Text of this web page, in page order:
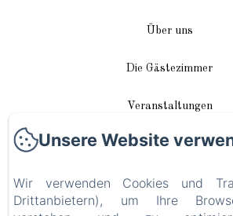
Über uns
Die Gästezimmer
Veranstaltungen
In unserer Nähe
Anreise / Kontakt
Unsere Website
Wir verwenden Cookies und
Drittanbietern), um Ihre